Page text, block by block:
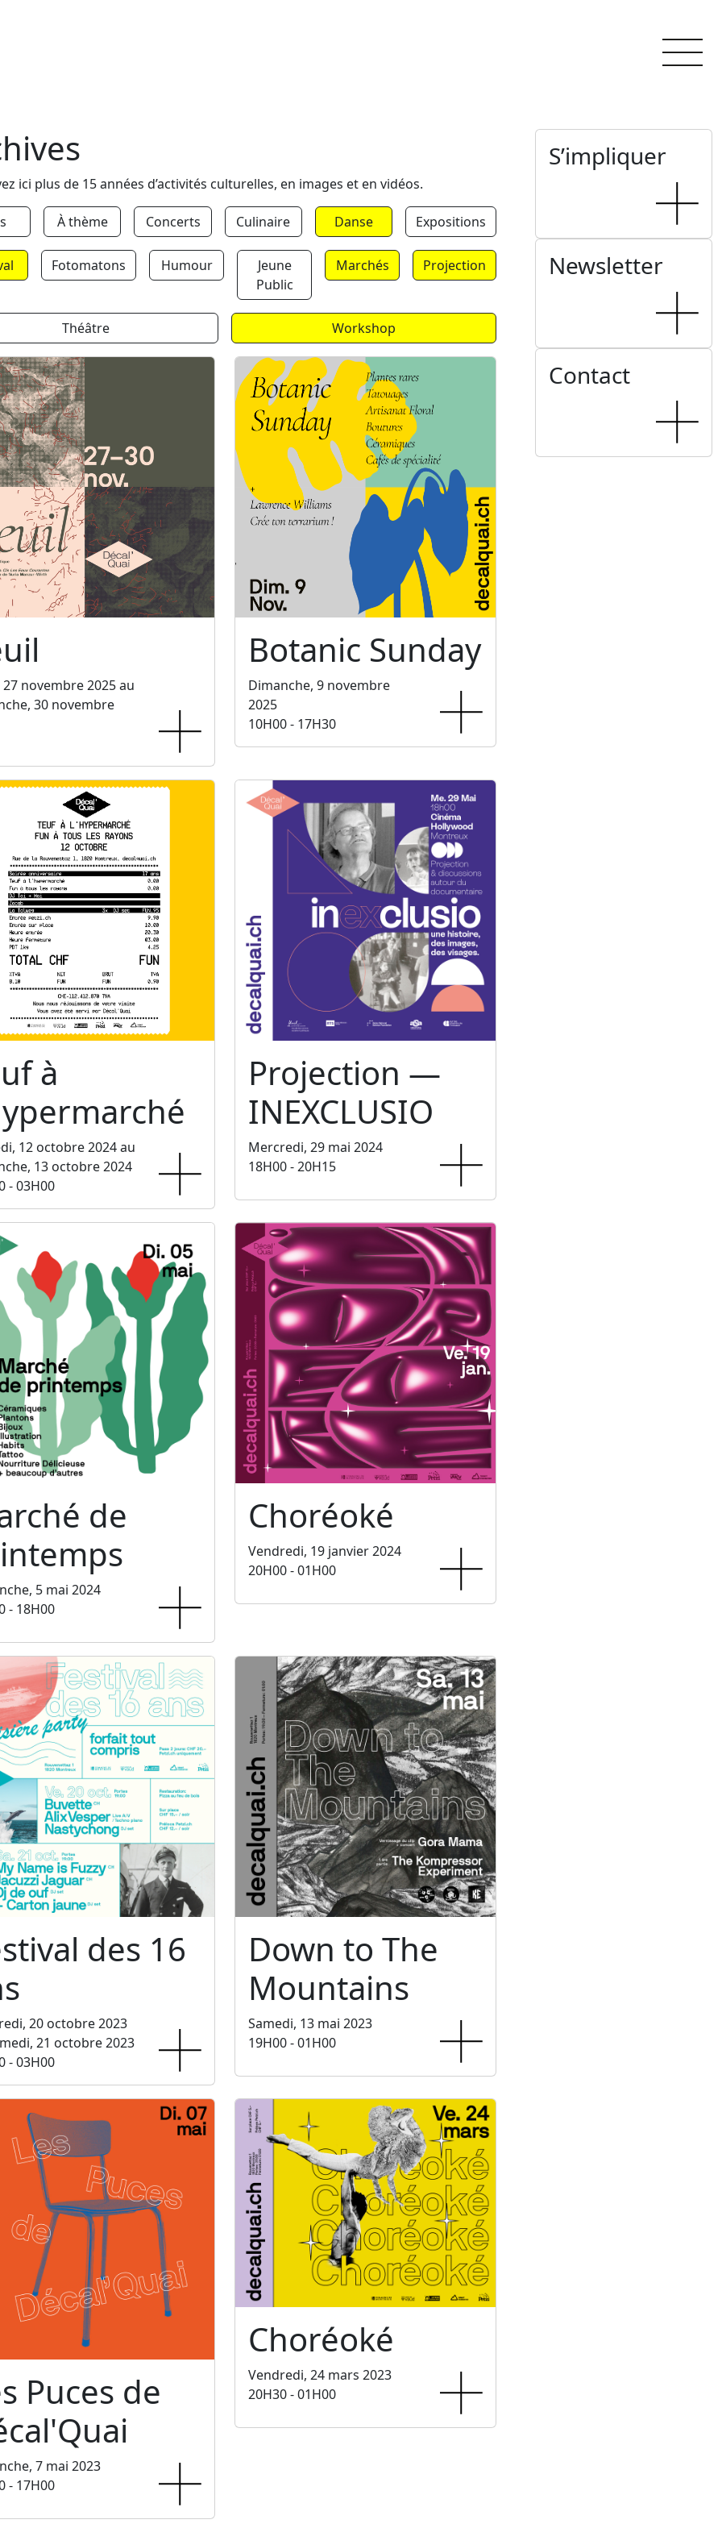
ici plus de 15 années d’activités culturelles, en images et en vidéos.
À thème Concerts Culinaire Danse Expositions
Fotomatons Humour
Jeune
Public
Marchés Projection
Théâtre Workshop
27 novembre 2025 au
30 novembre
Botanic Sunday
Dimanche, 9 novembre
2025
10H00 - 17H30
à
12 octobre 2024 au
13 octobre 2024
- 03H00
Projection —
INEXCLUSIO
Mercredi, 29 mai 2024
18H00 - 20H15
de
5 mai 2024
- 18H00
Choréoké
Vendredi, 19 janvier 2024
20H00 - 01H00
des 16
20 octobre 2023
21 octobre 2023
- 03H00
Down to The
Mountains
Samedi, 13 mai 2023
19H00 - 01H00
Puces de
7 mai 2023
- 17H00
Choréoké
Vendredi, 24 mars 2023
20H30 - 01H00
S’impliquer
Newsletter
Contact